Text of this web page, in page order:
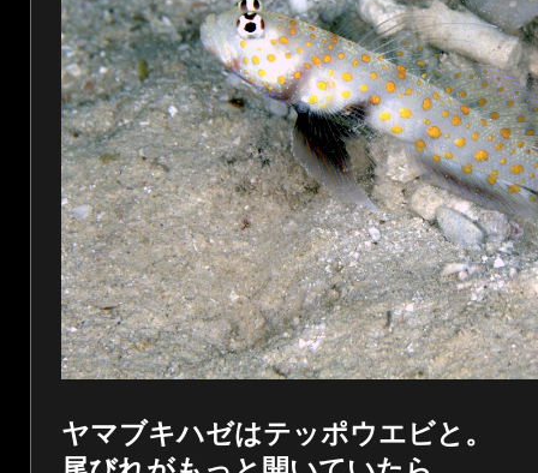
ヤマブキハゼはテッポウエビと。